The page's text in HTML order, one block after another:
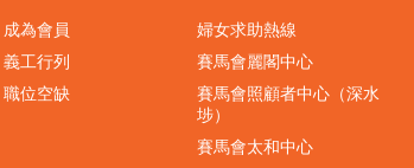
成為會員
義工行列
職位空缺
婦女求助熱線
賽馬會麗閣中心
賽馬會照顧者中心（深水
埗）
賽馬會太和中心